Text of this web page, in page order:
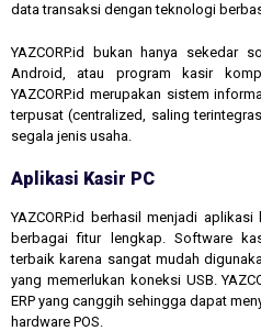
data transaksi dengan teknologi
YAZCORP.id bukan hanya sekedar
Android, atau program kasir
YAZCORP.id merupakan sistem
terpusat (centralized, saling
segala jenis usaha.
Aplikasi Kasir PC
YAZCORP.id berhasil menjadi
berbagai fitur lengkap. Software
terbaik karena sangat mudah
yang memerlukan koneksi USB.
ERP yang canggih sehingga dapat
hardware POS.